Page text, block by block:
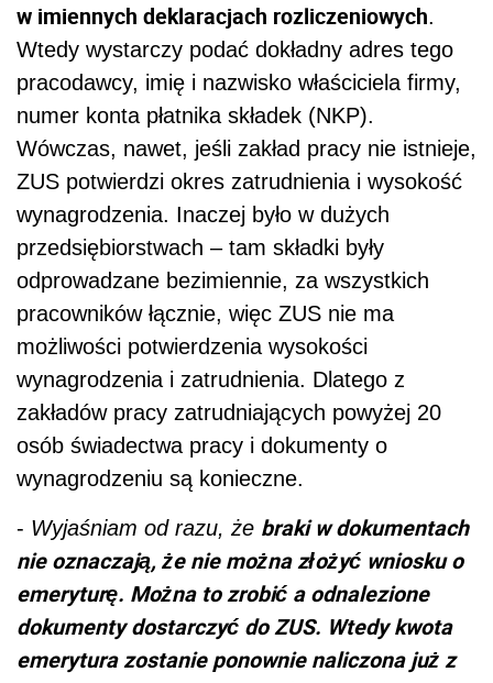
w imiennych deklaracjach rozliczeniowych.
Wtedy wystarczy podać dokładny adres tego
pracodawcy, imię i nazwisko właściciela firmy,
numer konta płatnika składek (NKP).
Wówczas, nawet, jeśli zakład pracy nie istnieje,
ZUS potwierdzi okres zatrudnienia i wysokość
wynagrodzenia. Inaczej było w dużych
przedsiębiorstwach – tam składki były
odprowadzane bezimiennie, za wszystkich
pracowników łącznie, więc ZUS nie ma
możliwości potwierdzenia wysokości
wynagrodzenia i zatrudnienia. Dlatego z
zakładów pracy zatrudniających powyżej 20
osób świadectwa pracy i dokumenty o
wynagrodzeniu są konieczne.
- Wyjaśniam od razu, że braki w dokumentach
nie oznaczają, że nie można złożyć wniosku o
emeryturę. Można to zrobić a odnalezione
dokumenty dostarczyć do ZUS. Wtedy kwota
emerytura zostanie ponownie naliczona już z